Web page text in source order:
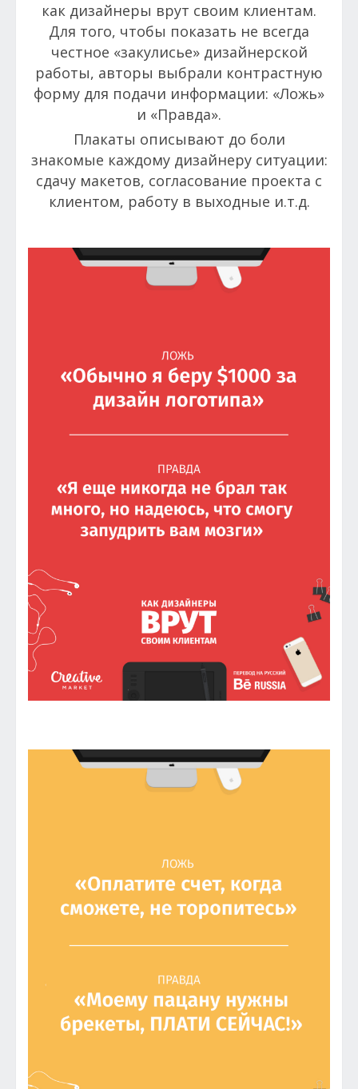
как дизайнеры врут своим клиентам.
Для того, чтобы показать не всегда
честное «закулисье» дизайнерской
работы, авторы выбрали контрастную
форму для подачи информации: «Ложь»
и «Правда».
Плакаты описывают до боли
знакомые каждому дизайнеру ситуации:
сдачу макетов, согласование проекта с
клиентом, работу в выходные и.т.д.